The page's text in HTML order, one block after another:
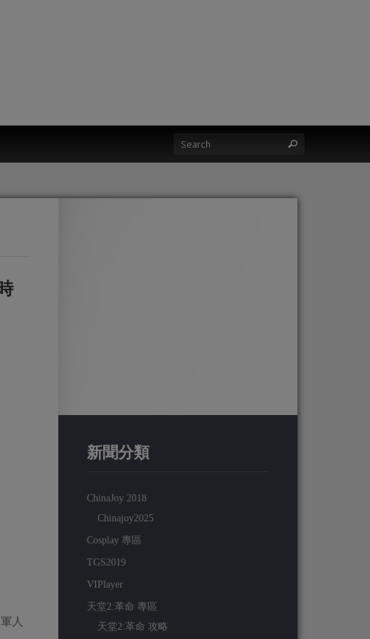
人
新聞分類
ChinaJoy 2018
Chinajoy2025
Cosplay 專區
TGS2019
VIPlayer
天堂2:革命 專區
天堂2:革命 攻略